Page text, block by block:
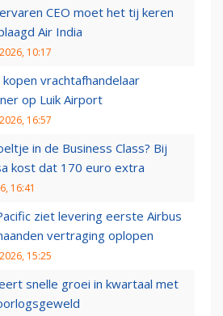
CEO moet het tij keren
Air India
10:17
kopen vrachtafhandelaar
op Luik Airport
16:57
in de Business Class? Bij
kost dat 170 euro extra
16:41
ziet levering eerste Airbus
vertraging oplopen
15:25
snelle groei in kwartaal met